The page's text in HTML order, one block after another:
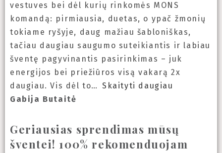
vestuves bei dėl kurių rinkomės MONS
komandą: pirmiausia, duetas, o ypač žmonių
tokiame ryšyje, daug mažiau šabloniškas,
tačiau daugiau saugumo suteikiantis ir labiau
šventę pagyvinantis pasirinkimas – juk
energijos bei priežiūros visą vakarą 2x
daugiau. Vis dėl to
Skaityti daugiau
Gabija Butaitė
Geriausias sprendimas mūsų
šventei! 100% rekomenduojam